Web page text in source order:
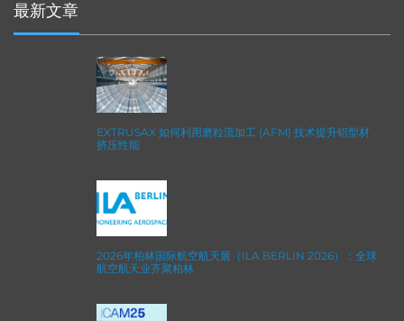
最新文章
EXTRUSAX 如何利用磨粒流加工 (AFM) 技术提升铝型材
挤压性能
2026年柏林国际航空航天展（ILA BERLIN 2026）：全球
航空航天业齐聚柏林